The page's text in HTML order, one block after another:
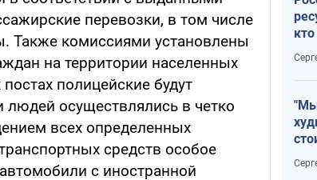
перевозки, в том числе
Также комиссиями установлены
на территории населенных
полицейские будут
людей осуществлялись в четко
всех определенных
средств особое
с иностранной